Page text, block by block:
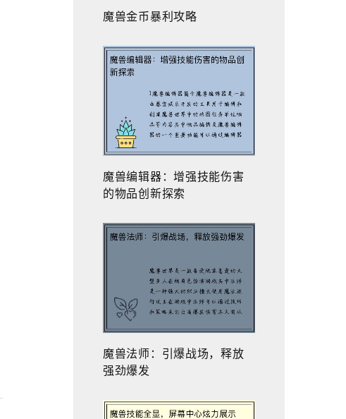
魔兽金币暴利攻略
魔兽编辑器：增强技能伤害
的物品创新探索
魔兽法师：引爆战场，释放
强劲爆发